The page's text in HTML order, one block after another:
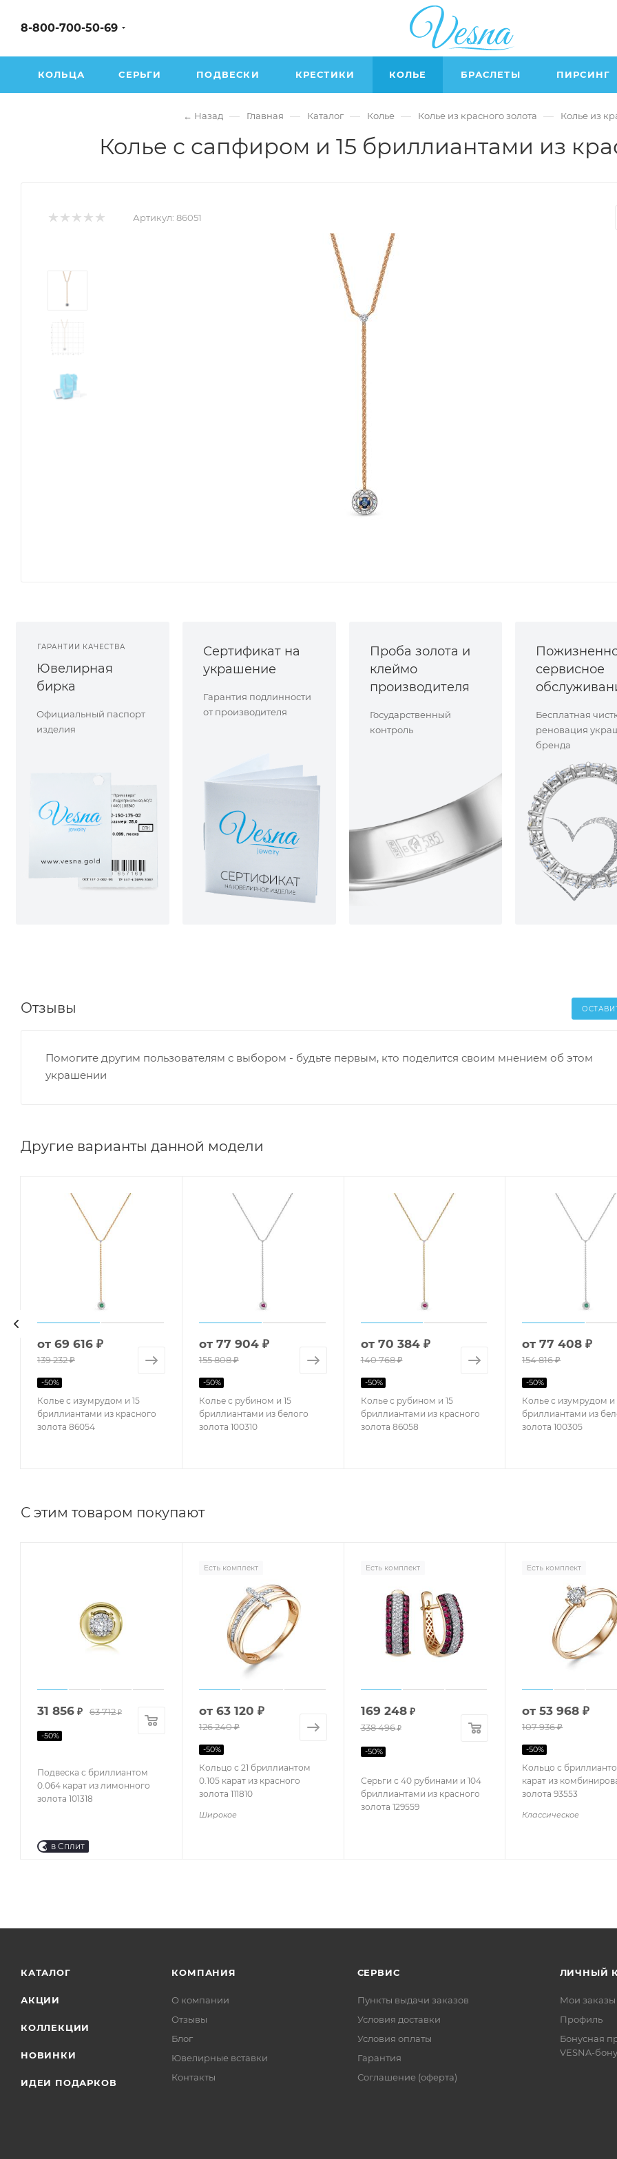
8-800-700-50-69
КОЛЬЦА СЕРЬГИ ПОДВЕСКИ КРЕСТИКИ КОЛЬЕ БРАСЛЕТЫ ПИРСИНГ
← Назад — Главная — Каталог — Колье — Колье из красного золота — Колье из
Колье с сапфиром и 15 бриллиантами из
Артикул: 86051
ГАРАНТИИ КАЧЕСТВА
Ювелирная
бирка
Официальный паспорт
изделия
Сертификат на
украшение
Гарантия подлинности
от производителя
Проба золота и
клеймо
производителя
Государственный
контроль
сервисное
Бесплатная
реновация
бренда
Отзывы
Помогите другим пользователям с выбором - будьте первым, кто поделится своим мнением об этом
украшении
Другие варианты данной модели
Колье с изумрудом и 15
бриллиантами из красного
золота 86054
от 69 616 ₽
139 232 ₽
-50%
Колье с рубином и 15
бриллиантами из белого
золота 100310
от 77 904 ₽
155 808 ₽
-50%
Колье с рубином и 15
бриллиантами из красного
золота 86058
от 70 384 ₽
140 768 ₽
-50%
Колье с изумрудом и
бриллиантами из
золота 100305
от77 408 ₽
154 816 ₽
-50%
С этим товаром покупают
Подвеска с бриллиантом
0.064 карат из лимонного
золота 101318
31 856 ₽ 63 712₽
-50%
в Сплит
Есть комплект
Кольцо с 21 бриллиантом
0.105 карат из красного
золота 111810
Широкое
от 63 120 ₽
126 240 ₽
-50%
Есть комплект
Серьги с 40 рубинами и 104
бриллиантами из красного
золота 129559
169 248₽
338 496₽
-50%
Есть комплект
Кольцо с
карат из
золота 93553
Классическое
от53 968 ₽
107 936 ₽
-50%
КАТАЛОГ
АКЦИИ
КОЛЛЕКЦИИ
НОВИНКИ
ИДЕИ ПОДАРКОВ
КОМПАНИЯ
О компании
Отзывы
Блог
Ювелирные вставки
Контакты
СЕРВИС
Пункты выдачи заказов
Условия доставки
Условия оплаты
Гарантия
Соглашение (оферта)
ЛИЧНЫЙ
Мои заказы
Профиль
Бонусная
VESNA-